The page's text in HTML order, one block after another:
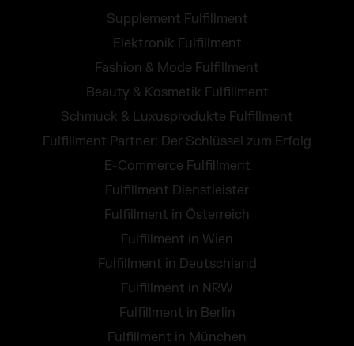
Supplement Fulfillment
Elektronik Fulfillment
Fashion & Mode Fulfillment
Beauty & Kosmetik Fulfillment
Schmuck & Luxusprodukte Fulfillment
Fulfillment Partner: Der Schlüssel zum Erfolg
E-Commerce Fulfillment
Fulfillment Dienstleister
Fulfillment in Österreich
Fulfillment in Wien
Fulfillment in Deutschland
Fulfillment in NRW
Fulfillment in Berlin
Fulfillment in München